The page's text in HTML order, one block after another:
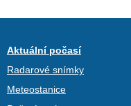
Aktuální počasí
Radarové snímky
Meteostanice